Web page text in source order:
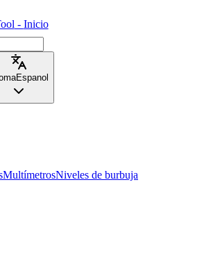
- Inicio
Espanol
MultímetrosNiveles de burbuja